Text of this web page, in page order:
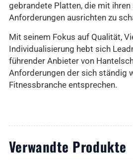
gebrandete Platten, die mit
Anforderungen ausrichten zu
Mit seinem Fokus auf Qualität,
Individualisierung hebt sich
führender Anbieter von
Anforderungen der sich ständig
Fitnessbranche entsprechen.
Verwandte Produkte